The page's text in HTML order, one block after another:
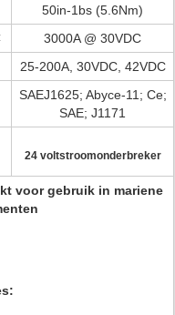
50in-1bs (5.6Nm)
3000A @ 30VDC
25-200A, 30VDC, 42VDC
SAEJ1625; Abyce-11; Ce;
SAE; J1171
24 voltstroomonderbreker
voor gebruik in mariene